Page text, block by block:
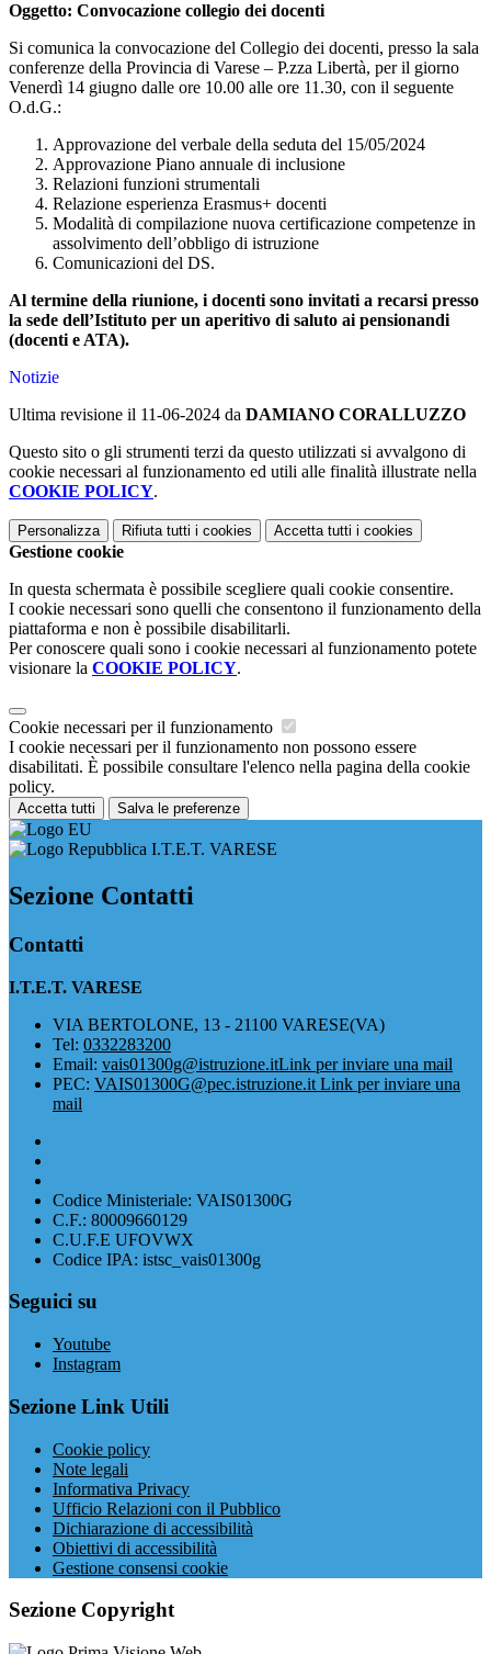
Oggetto: Convocazione collegio dei docenti
Si comunica la convocazione del Collegio dei docenti, presso la sala
conferenze della Provincia di Varese – P.zza Libertà, per il giorno
Venerdì 14 giugno dalle ore 10.00 alle ore 11.30, con il seguente
O.d.G.:
Approvazione del verbale della seduta del 15/05/2024
Approvazione Piano annuale di inclusione
Relazioni funzioni strumentali
Relazione esperienza Erasmus+ docenti
Modalità di compilazione nuova certificazione competenze in
assolvimento dell’obbligo di istruzione
Comunicazioni del DS.
Al termine della riunione, i docenti sono invitati a recarsi presso
la sede dell’Istituto per un aperitivo di saluto ai pensionandi
(docenti e ATA).
Notizie
Ultima revisione il 11-06-2024 da DAMIANO CORALLUZZO
Questo sito o gli strumenti terzi da questo utilizzati si avvalgono di
cookie necessari al funzionamento ed utili alle finalità illustrate nella
COOKIE POLICY.
Personalizza Rifiuta tutti i cookies Accetta tutti i cookies
Gestione cookie
In questa schermata è possibile scegliere quali cookie consentire.
I cookie necessari sono quelli che consentono il funzionamento della
piattaforma e non è possibile disabilitarli.
Per conoscere quali sono i cookie necessari al funzionamento potete
visionare la COOKIE POLICY.
Cookie necessari per il funzionamento
I cookie necessari per il funzionamento non possono essere
disabilitati. È possibile consultare l'elenco nella pagina della cookie
policy.
Accetta tutti Salva le preferenze
I.T.E.T. VARESE
Sezione Contatti
Contatti
I.T.E.T. VARESE
VIA BERTOLONE, 13 - 21100 VARESE(VA)
Tel: 0332283200
Email: vais01300g@istruzione.itLink per inviare una mail
PEC: VAIS01300G@pec.istruzione.it Link per inviare una
mail
Codice Ministeriale: VAIS01300G
C.F.: 80009660129
C.U.F.E UFOVWX
Codice IPA: istsc_vais01300g
Seguici su
Youtube
Instagram
Sezione Link Utili
Cookie policy
Note legali
Informativa Privacy
Ufficio Relazioni con il Pubblico
Dichiarazione di accessibilità
Obiettivi di accessibilità
Gestione consensi cookie
Sezione Copyright